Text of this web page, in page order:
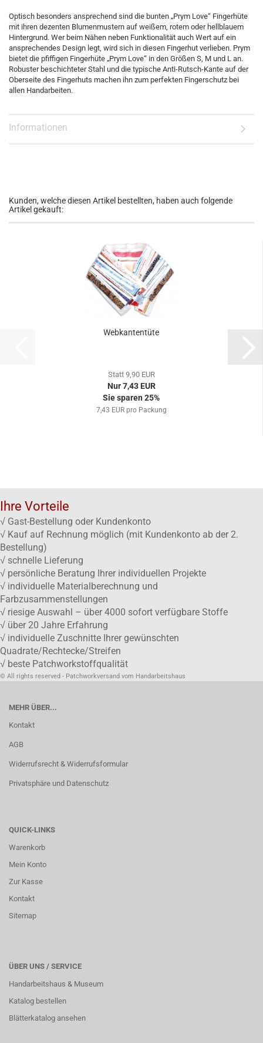
Optisch besonders ansprechend sind die bunten „Prym Love“ Fingerhüte
mit ihren dezenten Blumenmustern auf weißem, rotem oder hellblauem
Hintergrund. Wer beim Nähen neben Funktionalität auch Wert auf ein
ansprechendes Design legt, wird sich in diesen Fingerhut verlieben. Prym
bietet die pfiffigen Fingerhüte „Prym Love“ in den Größen S, M und L an.
Robuster beschichteter Stahl und die typische Anti-Rutsch-Kante auf der
Oberseite des Fingerhuts machen ihn zum perfekten Fingerschutz bei
allen Handarbeiten.
Informationen
Kunden, welche diesen Artikel bestellten, haben auch folgende
Artikel gekauft:
Webkantentüte
Statt 9,90 EUR
Nur 7,43 EUR
Sie sparen 25%
7,43 EUR pro Packung
Ihre Vorteile
√ Gast-Bestellung oder Kundenkonto
√ Kauf auf Rechnung möglich (mit Kundenkonto ab der 2.
Bestellung)
√ schnelle Lieferung
√ persönliche Beratung Ihrer individuellen Projekte
√ individuelle Materialberechnung und
Farbzusammenstellungen
√ riesige Auswahl – über 4000 sofort verfügbare Stoffe
√ über 20 Jahre Erfahrung
√ individuelle Zuschnitte Ihrer gewünschten
Quadrate/Rechtecke/Streifen
√ beste Patchworkstoffqualität
© All rights reserved - Patchworkversand vom Handarbeitshaus
MEHR ÜBER...
Kontakt
AGB
Widerrufsrecht & Widerrufsformular
Privatsphäre und Datenschutz
QUICK-LINKS
Warenkorb
Mein Konto
Zur Kasse
Kontakt
Sitemap
ÜBER UNS / SERVICE
Handarbeitshaus & Museum
Katalog bestellen
Blätterkatalog ansehen